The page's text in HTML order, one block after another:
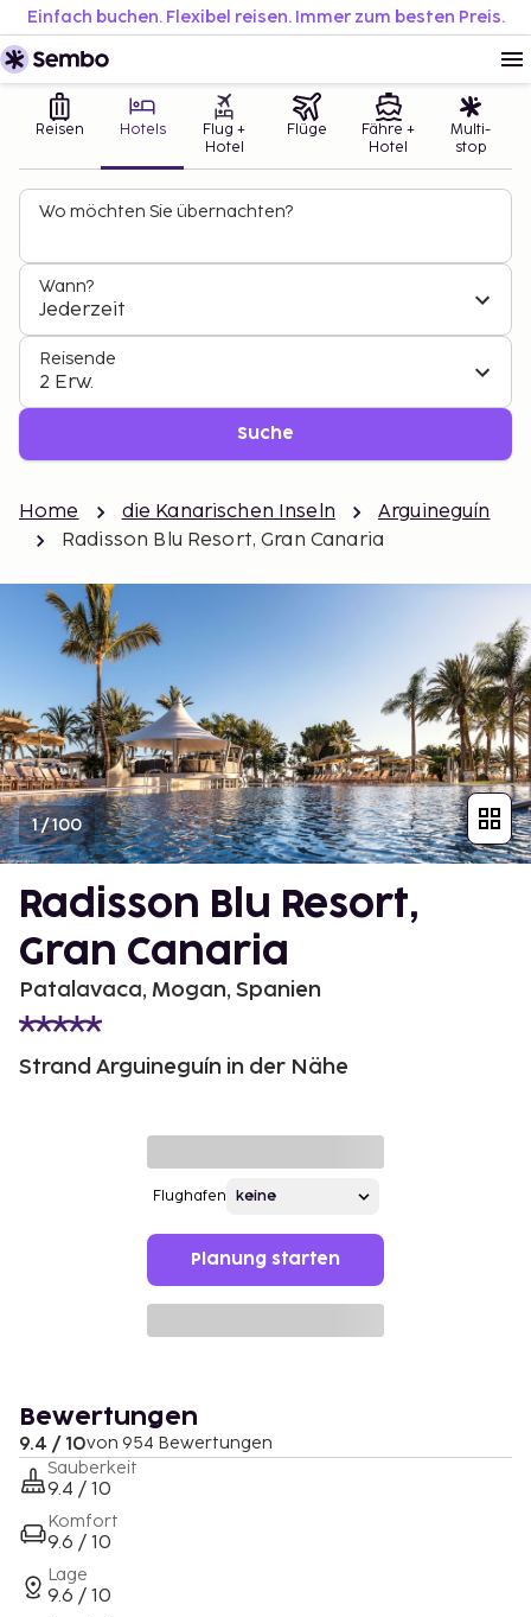
Einfach buchen. Flexibel reisen. Immer zum besten Preis.
Reisen Hotels
Flug +
Hotel
Flüge
Fähre +
Hotel
Multi-
stop
Wo möchten Sie übernachten?
Wann?
Jederzeit
Reisende
2 Erw.
Suche
Home die Kanarischen Inseln
Arguineguín
Radisson Blu Resort, Gran Canaria
1/100
Radisson Blu Resort,
Gran Canaria
Patalavaca, Mogan, Spanien
Strand Arguineguín in der Nähe
Flughafen
Planung starten
Bewertungen
9.4 / 10von 954 Bewertungen
Sauberkeit
9.4 / 10
Komfort
9.6 / 10
Lage
9.6 / 10